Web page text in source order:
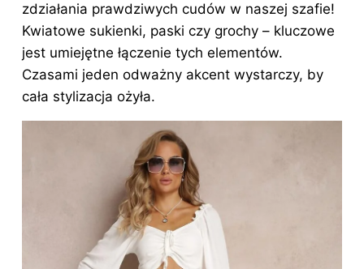
zdziałania prawdziwych cudów w naszej szafie!
Kwiatowe sukienki, paski czy grochy – kluczowe
jest umiejętne łączenie tych elementów.
Czasami jeden odważny akcent wystarczy, by
cała stylizacja ożyła.